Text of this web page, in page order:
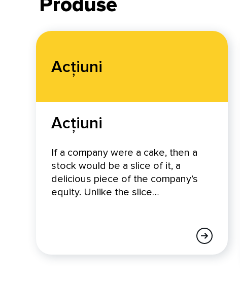
Produse
Acțiuni
Acțiuni
If a company were a cake, then a
stock would be a slice of it, a
delicious piece of the company’s
equity. Unlike the slice…